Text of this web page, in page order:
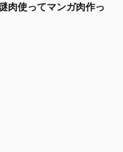
肉使ってマンガ肉作っ